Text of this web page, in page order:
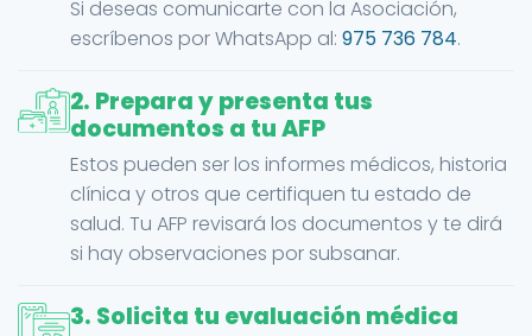
Si deseas comunicarte con la Asociación,
escríbenos por WhatsApp al: 975 736 784.
2. Prepara y presenta tus
documentos a tu AFP
Estos pueden ser los informes médicos, historia
clínica y otros que certifiquen tu estado de
salud. Tu AFP revisará los documentos y te dirá
si hay observaciones por subsanar.
3. Solicita tu evaluación médica